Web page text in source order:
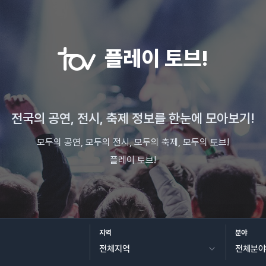
플레이 토브!
전국의 공연, 전시, 축제 정보를 한눈에 모아보기!
모두의 공연, 모두의 전시, 모두의 축제, 모두의 토브!
플레이 토브!
지역 분야